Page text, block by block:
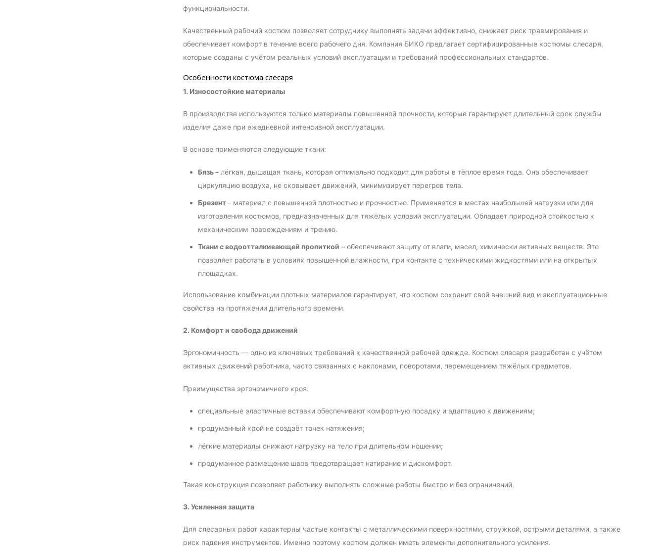
функциональности.
Качественный рабочий костюм позволяет сотруднику выполнять задачи эффективно, снижает риск травмирования и
обеспечивает комфорт в течение всего рабочего дня. Компания БИКО предлагает сертифицированные костюмы слесаря,
которые созданы с учётом реальных условий эксплуатации и требований профессиональных стандартов.
Особенности костюма слесаря
1. Износостойкие материалы
В производстве используются только материалы повышенной прочности, которые гарантируют длительный срок службы
изделия даже при ежедневной интенсивной эксплуатации.
В основе применяются следующие ткани:
Бязь– лёгкая, дышащая ткань, которая оптимально подходит для работы в тёплое время года. Она обеспечивает
циркуляцию воздуха, не сковывает движений, минимизирует перегрев тела.
Брезент– материал с повышенной плотностью и прочностью. Применяется в местах наибольшей нагрузки или для
изготовления костюмов, предназначенных для тяжёлых условий эксплуатации. Обладает природной стойкостью к
механическим повреждениям и трению.
Ткани с водоотталкивающей пропиткой – обеспечивают защиту от влаги, масел, химически активных веществ. Это
позволяет работать в условиях повышенной влажности, при контакте с техническими жидкостями или на открытых
площадках.
Использование комбинации плотных материалов гарантирует, что костюм сохранит свой внешний вид и эксплуатационные
свойства на протяжении длительного времени.
2. Комфорт и свобода движений
Эргономичность — одно из ключевых требований к качественной рабочей одежде. Костюм слесаря разработан с учётом
активных движений работника, часто связанных с наклонами, поворотами, перемещением тяжёлых предметов.
Преимущества эргономичного кроя:
специальные эластичные вставки обеспечивают комфортную посадку и адаптацию к движениям;
продуманный крой не создаёт точек натяжения;
лёгкие материалы снижают нагрузку на тело при длительном ношении;
продуманное размещение швов предотвращает натирание и дискомфорт.
Такая конструкция позволяет работнику выполнять сложные работы быстро и без ограничений.
3. Усиленная защита
Для слесарных работ характерны частые контакты с металлическими поверхностями, стружкой, острыми деталями, а также
риск падения инструментов. Именно поэтому костюм должен иметь элементы дополнительного усиления.